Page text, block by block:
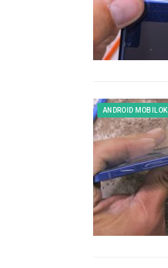
ANDROID MOBILOK